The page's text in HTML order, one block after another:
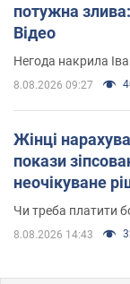
потужна
Відео
Негода накрила
8.08.2026 09:27
Жінці
покази
неочікуване
Чи треба платити
8.08.2026 14:43